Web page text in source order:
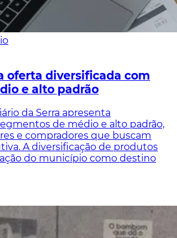
oferta diversificada com
e alto padrão
da Serra apresenta
de médio e alto padrão,
e compradores que buscam
A diversificação de produtos
do município como destino